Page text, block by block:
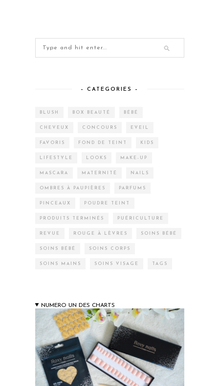
– CATEGORIES –
BLUSH BOX BEAUTÉ BÉBÉ
CHEVEUX CONCOURS EVEIL
FAVORIS FOND DE TEINT KIDS
LIFESTYLE LOOKS MAKE-UP
MASCARA MATERNITÉ NAILS
OMBRES À PAUPIÈRES PARFUMS
PINCEAUX POUDRE TEINT
PRODUITS TERMINÉS PUÉRICULTURE
REVUE ROUGE À LÈVRES SOINS BÉBÉ
SOINS BÉBÉ SOINS CORPS
SOINS MAINS SOINS VISAGE TAGS
NUMERO UN DES CHARTS